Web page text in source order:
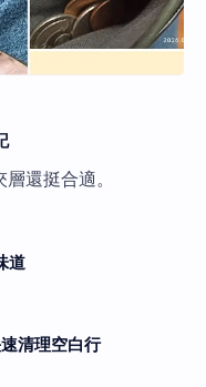
還挺合適。
道
清理空白行